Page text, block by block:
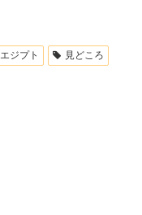
エジプト 見どころ